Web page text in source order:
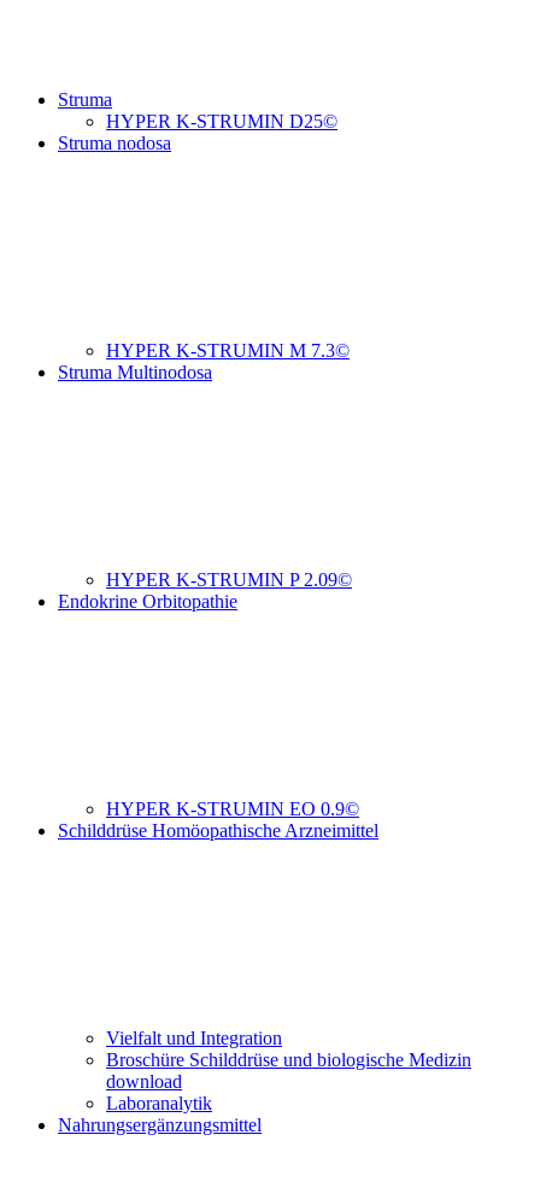
Struma
HYPER K-STRUMIN D25©
Struma nodosa
HYPER K-STRUMIN M 7.3©
Struma Multinodosa
HYPER K-STRUMIN P 2.09©
Endokrine Orbitopathie
HYPER K-STRUMIN EO 0.9©
Schilddrüse Homöopathische Arzneimittel
Vielfalt und Integration
Broschüre Schilddrüse und biologische Medizin
download
Laboranalytik
Nahrungsergänzungsmittel